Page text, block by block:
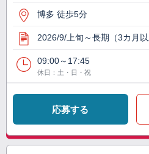
博多 徒歩5分
2026/9/上旬～長期（3カ月以
09:00～17:45
休日：土・日・祝
応募する